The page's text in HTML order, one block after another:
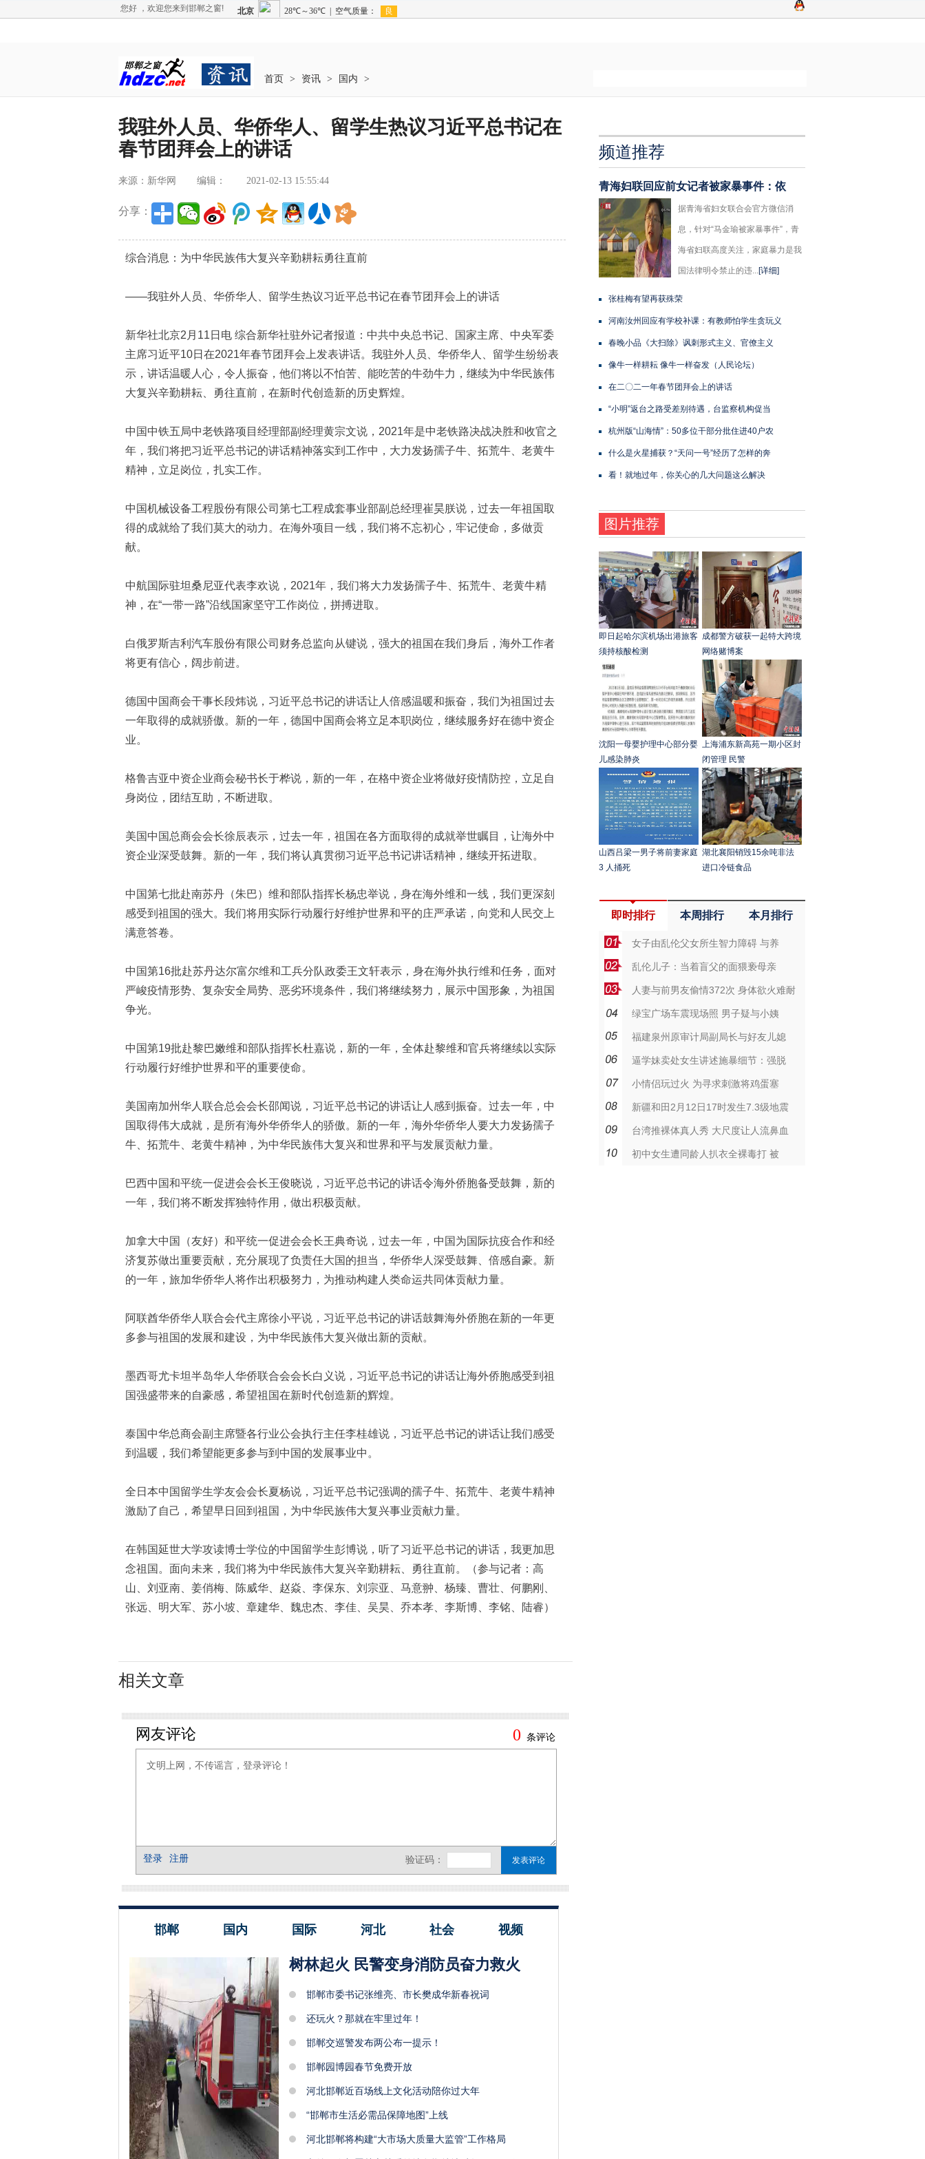
您好 ，欢迎您来到邯郸之窗!
首页 > 资讯 > 国内 >
我驻外人员、华侨华人、留学生热议习近平总书记在
春节团拜会上的讲话
来源：新华网 编辑： 2021-02-13 15:55:44
分享：
综合消息：为中华民族伟大复兴辛勤耕耘勇往直前
——我驻外人员、华侨华人、留学生热议习近平总书记在春节团拜会上的讲话
新华社北京2月11日电 综合新华社驻外记者报道：中共中央总书记、国家主席、中央军委
主席习近平10日在2021年春节团拜会上发表讲话。我驻外人员、华侨华人、留学生纷纷表
示，讲话温暖人心，令人振奋，他们将以不怕苦、能吃苦的牛劲牛力，继续为中华民族伟
大复兴辛勤耕耘、勇往直前，在新时代创造新的历史辉煌。
中国中铁五局中老铁路项目经理部副经理黄宗文说，2021年是中老铁路决战决胜和收官之
年，我们将把习近平总书记的讲话精神落实到工作中，大力发扬孺子牛、拓荒牛、老黄牛
精神，立足岗位，扎实工作。
中国机械设备工程股份有限公司第七工程成套事业部副总经理崔昊朕说，过去一年祖国取
得的成就给了我们莫大的动力。在海外项目一线，我们将不忘初心，牢记使命，多做贡
献。
中航国际驻坦桑尼亚代表李欢说，2021年，我们将大力发扬孺子牛、拓荒牛、老黄牛精
神，在“一带一路”沿线国家坚守工作岗位，拼搏进取。
白俄罗斯吉利汽车股份有限公司财务总监向从键说，强大的祖国在我们身后，海外工作者
将更有信心，阔步前进。
德国中国商会干事长段炜说，习近平总书记的讲话让人倍感温暖和振奋，我们为祖国过去
一年取得的成就骄傲。新的一年，德国中国商会将立足本职岗位，继续服务好在德中资企
业。
格鲁吉亚中资企业商会秘书长于桦说，新的一年，在格中资企业将做好疫情防控，立足自
身岗位，团结互助，不断进取。
美国中国总商会会长徐辰表示，过去一年，祖国在各方面取得的成就举世瞩目，让海外中
资企业深受鼓舞。新的一年，我们将认真贯彻习近平总书记讲话精神，继续开拓进取。
中国第七批赴南苏丹（朱巴）维和部队指挥长杨忠举说，身在海外维和一线，我们更深刻
感受到祖国的强大。我们将用实际行动履行好维护世界和平的庄严承诺，向党和人民交上
满意答卷。
中国第16批赴苏丹达尔富尔维和工兵分队政委王文轩表示，身在海外执行维和任务，面对
严峻疫情形势、复杂安全局势、恶劣环境条件，我们将继续努力，展示中国形象，为祖国
争光。
中国第19批赴黎巴嫩维和部队指挥长杜嘉说，新的一年，全体赴黎维和官兵将继续以实际
行动履行好维护世界和平的重要使命。
美国南加州华人联合总会会长邵闻说，习近平总书记的讲话让人感到振奋。过去一年，中
国取得伟大成就，是所有海外华侨华人的骄傲。新的一年，海外华侨华人要大力发扬孺子
牛、拓荒牛、老黄牛精神，为中华民族伟大复兴和世界和平与发展贡献力量。
巴西中国和平统一促进会会长王俊晓说，习近平总书记的讲话令海外侨胞备受鼓舞，新的
一年，我们将不断发挥独特作用，做出积极贡献。
加拿大中国（友好）和平统一促进会会长王典奇说，过去一年，中国为国际抗疫合作和经
济复苏做出重要贡献，充分展现了负责任大国的担当，华侨华人深受鼓舞、倍感自豪。新
的一年，旅加华侨华人将作出积极努力，为推动构建人类命运共同体贡献力量。
阿联酋华侨华人联合会代主席徐小平说，习近平总书记的讲话鼓舞海外侨胞在新的一年更
多参与祖国的发展和建设，为中华民族伟大复兴做出新的贡献。
墨西哥尤卡坦半岛华人华侨联合会会长白义说，习近平总书记的讲话让海外侨胞感受到祖
国强盛带来的自豪感，希望祖国在新时代创造新的辉煌。
泰国中华总商会副主席暨各行业公会执行主任李桂雄说，习近平总书记的讲话让我们感受
到温暖，我们希望能更多参与到中国的发展事业中。
全日本中国留学生学友会会长夏杨说，习近平总书记强调的孺子牛、拓荒牛、老黄牛精神
激励了自己，希望早日回到祖国，为中华民族伟大复兴事业贡献力量。
在韩国延世大学攻读博士学位的中国留学生彭博说，听了习近平总书记的讲话，我更加思
念祖国。面向未来，我们将为中华民族伟大复兴辛勤耕耘、勇往直前。（参与记者：高
山、刘亚南、姜俏梅、陈威华、赵焱、李保东、刘宗亚、马意翀、杨臻、曹壮、何鹏刚、
张远、明大军、苏小坡、章建华、魏忠杰、李佳、吴昊、乔本孝、李斯博、李铭、陆睿）
相关文章
邯郸 国内 国际 河北 社会 视频
树林起火 民警变身消防员奋力救火
邯郸市委书记张维亮、市长樊成华新春祝词
还玩火？那就在牢里过年！
邯郸交巡警发布两公布一提示！
邯郸园博园春节免费开放
河北邯郸近百场线上文化活动陪你过大年
“邯郸市生活必需品保障地图”上线
河北邯郸将构建“大市场大质量大监管”工作格局
频道推荐
青海妇联回应前女记者被家暴事件：依
据青海省妇女联合会官方微信消
息，针对“马金瑜被家暴事件”，青
海省妇联高度关注，家庭暴力是我
国法律明令禁止的违...[详细]
张桂梅有望再获殊荣
河南汝州回应有学校补课：有教师怕学生贪玩义
春晚小品《大扫除》讽刺形式主义、官僚主义
像牛一样耕耘 像牛一样奋发（人民论坛）
在二〇二一年春节团拜会上的讲话
“小明”返台之路受差别待遇，台监察机构促当
杭州版“山海情”：50多位干部分批住进40户农
什么是火星捕获？“天问一号”经历了怎样的奔
看！就地过年，你关心的几大问题这么解决
图片推荐
即日起哈尔滨机场出港旅客
须持核酸检测
成都警方破获一起特大跨境
网络赌博案
沈阳一母婴护理中心部分婴
儿感染肺炎
上海浦东新高苑一期小区封
闭管理 民警
山西吕梁一男子将前妻家庭
3 人捅死
湖北襄阳销毁15余吨非法
进口冷链食品
即时排行 本周排行 本月排行
女子由乱伦父女所生智力障碍 与养
乱伦儿子：当着盲父的面猥亵母亲
人妻与前男友偷情372次 身体欲火难耐
绿宝广场车震现场照 男子疑与小姨
福建泉州原审计局副局长与好友儿媳
逼学妹卖处女生讲述施暴细节：强脱
小情侣玩过火 为寻求刺激将鸡蛋塞
新疆和田2月12日17时发生7.3级地震
台湾推裸体真人秀 大尺度让人流鼻血
初中女生遭同龄人扒衣全裸毒打 被